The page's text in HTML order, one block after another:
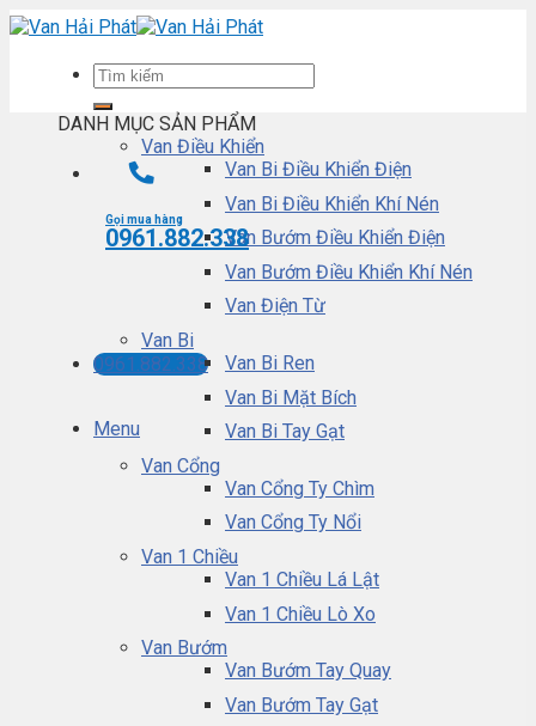
Skip
to
Gọi mua hàng
0961.882.338
0961.882.338
Menu
DANH MỤC SẢN PHẨM
Van Điều Khiển
Van Bi Điều Khiển Điện
Van Bi Điều Khiển Khí Nén
Van Bướm Điều Khiển Điện
Van Bướm Điều Khiển Khí Nén
Van Điện Từ
Van Bi
Van Bi Ren
Van Bi Mặt Bích
Van Bi Tay Gạt
Van Cổng
Van Cổng Ty Chìm
Van Cổng Ty Nổi
Van 1 Chiều
Van 1 Chiều Lá Lật
Van 1 Chiều Lò Xo
Van Bướm
Van Bướm Tay Quay
Van Bướm Tay Gạt